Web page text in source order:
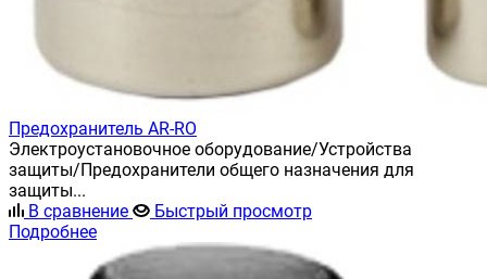
Предохранитель AR-RO
Электроустановочное оборудование/Устройства
защиты/Предохранители общего назначения для
защиты...
В сравнение
Быстрый просмотр
Подробнее